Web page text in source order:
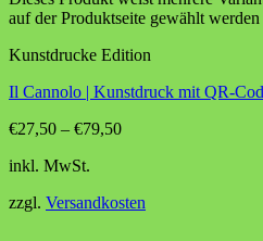
auf der Produktseite gewählt werden
Kunstdrucke Edition
Il Cannolo | Kunstdruck mit QR-
€27,50 – €79,50
inkl. MwSt.
zzgl. Versandkosten